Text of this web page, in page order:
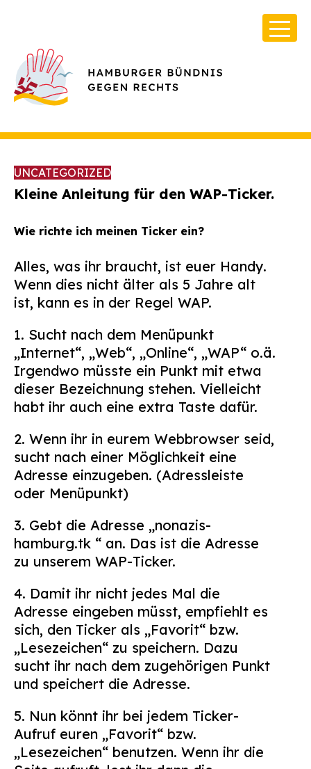
Über Uns
Infos & Broschüren
Archiv
Kontakt
Suchen
nach:
UNCATEGORIZED
Kleine Anleitung für den WAP-Ticker.
Wie richte ich meinen Ticker ein?
Alles, was ihr braucht, ist euer Handy.
Wenn dies nicht älter als 5 Jahre alt
ist, kann es in der Regel WAP.
1. Sucht nach dem Menüpunkt
„Internet“, „Web“, „Online“, „WAP“ o.ä.
Irgendwo müsste ein Punkt mit etwa
dieser Bezeichnung stehen. Vielleicht
habt ihr auch eine extra Taste dafür.
2. Wenn ihr in eurem Webbrowser seid,
sucht nach einer Möglichkeit eine
Adresse einzugeben. (Adressleiste
oder Menüpunkt)
3. Gebt die Adresse „nonazis-
hamburg.tk “ an. Das ist die Adresse
zu unserem WAP-Ticker.
4. Damit ihr nicht jedes Mal die
Adresse eingeben müsst, empfiehlt es
sich, den Ticker als „Favorit“ bzw.
„Lesezeichen“ zu speichern. Dazu
sucht ihr nach dem zugehörigen Punkt
und speichert die Adresse.
5. Nun könnt ihr bei jedem Ticker-
Aufruf euren „Favorit“ bzw.
„Lesezeichen“ benutzen. Wenn ihr die